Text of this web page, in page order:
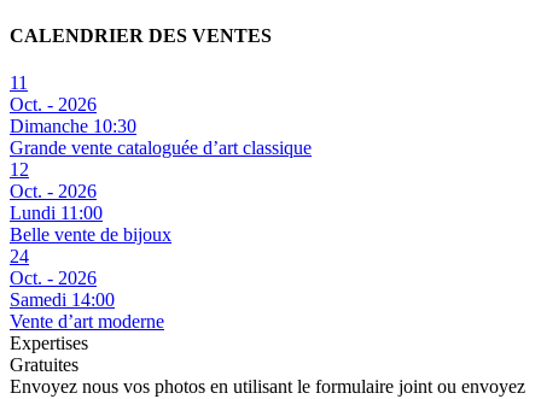
CALENDRIER DES VENTES
11
Oct. - 2026
Dimanche 10:30
Grande vente cataloguée d’art classique
12
Oct. - 2026
Lundi 11:00
Belle vente de bijoux
24
Oct. - 2026
Samedi 14:00
Vente d’art moderne
Expertises
Gratuites
Envoyez nous vos photos en utilisant le formulaire joint ou envoyez